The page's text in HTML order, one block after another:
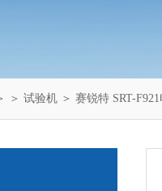
＞ 试验机 ＞ 赛锐特 SRT-